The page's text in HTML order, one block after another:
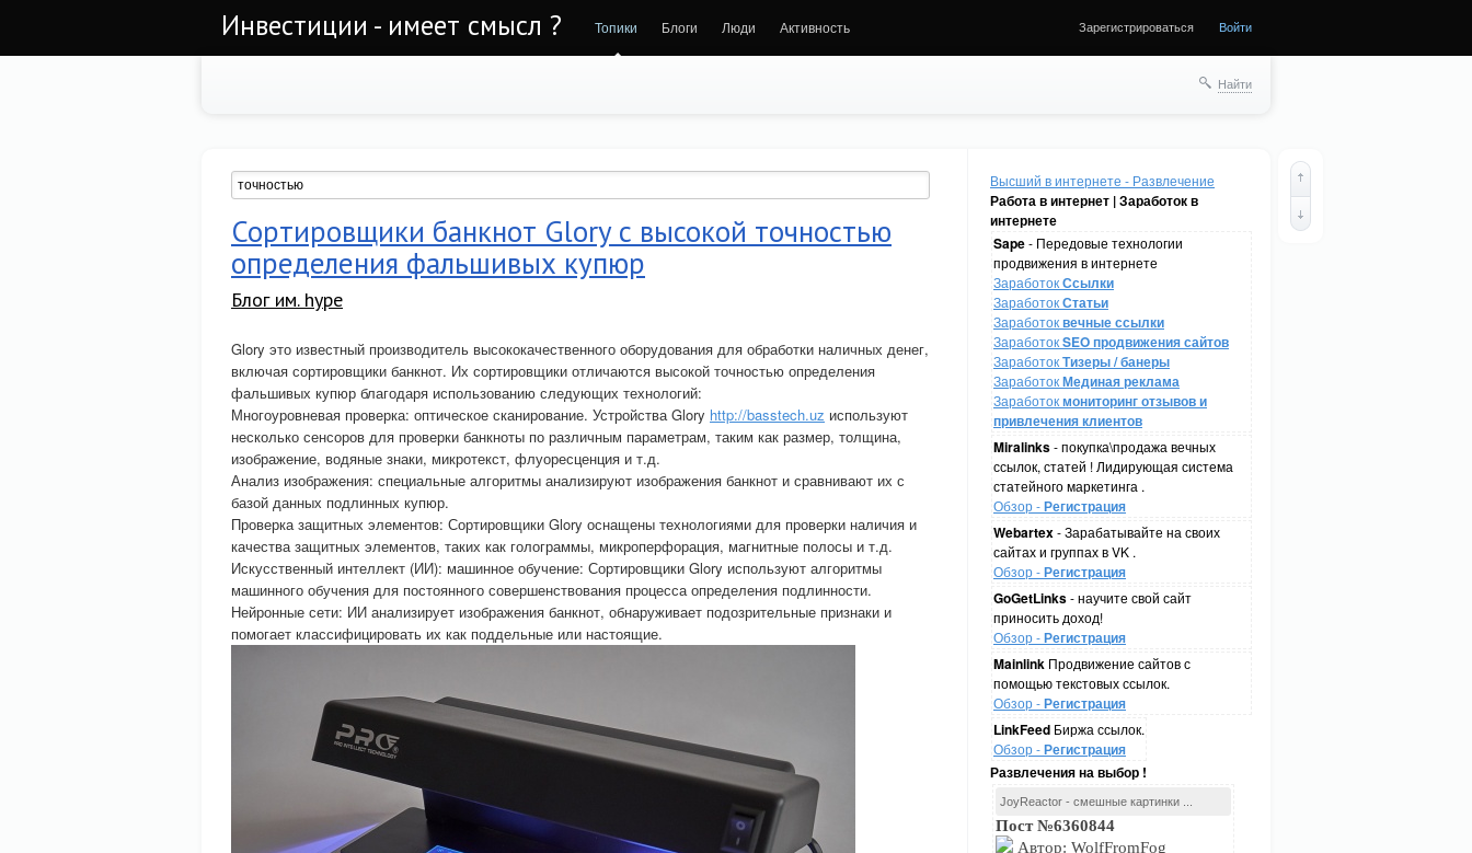
Инвестиции - имеет смысл ? Топики Блоги Люди Активность Зарегистрироваться Войти
Найти
Высший в интернете - Развлечение
Работа в интернет | Заработок в
интернете
Sape- Передовые технологии
продвижения в интернете
ЗаработокСсылки
ЗаработокСтатьи
Заработоквечные ссылки
ЗаработокSEO продвижения сайтов
ЗаработокТизеры / банеры
ЗаработокМединая реклама
Заработокмониторинг отзывов и
привлечения клиентов
Miralinks- покупка\продажа вечных
ссылок, статей ! Лидирующая система
статейного маркетинга .
Обзор -Регистрация
Webartex- Зарабатывайте на своих
сайтах и группах в VK .
Обзор -Регистрация
GoGetLinks- научите свой сайт
приносить доход!
Обзор -Регистрация
Mainlink Продвижение сайтов с
помощью текстовых ссылок.
Обзор -Регистрация
LinkFeed Биржа ссылок.
Обзор -Регистрация
Развлечения на выбор !
JoyReactor - смешные картинки ...
Пост №6360844
Автор: WolfFromFog
Сортировщики банкнот Glory с высокой точностью
определения фальшивых купюр
Блог им. hype
Glory это известный производитель высококачественного оборудования для обработки наличных денег,
включая сортировщики банкнот. Их сортировщики отличаются высокой точностью определения
фальшивых купюр благодаря использованию следующих технологий:
Многоуровневая проверка: оптическое сканирование. Устройства Glory http://basstech.uz используют
несколько сенсоров для проверки банкноты по различным параметрам, таким как размер, толщина,
изображение, водяные знаки, микротекст, флуоресценция и т.д.
Анализ изображения: специальные алгоритмы анализируют изображения банкнот и сравнивают их с
базой данных подлинных купюр.
Проверка защитных элементов: Сортировщики Glory оснащены технологиями для проверки наличия и
качества защитных элементов, таких как голограммы, микроперфорация, магнитные полосы и т.д.
Искусственный интеллект (ИИ): машинное обучение: Сортировщики Glory используют алгоритмы
машинного обучения для постоянного совершенствования процесса определения подлинности.
Нейронные сети: ИИ анализирует изображения банкнот, обнаруживает подозрительные признаки и
помогает классифицировать их как поддельные или настоящие.